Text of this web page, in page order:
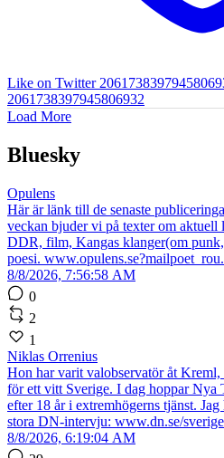
Like on Twitter
2061738397945806932
Load More
Bluesky
Opulens
Här är länk till de senaste
veckan bjuder vi på texter om
DDR, film, Kangas klanger(om
poesi.
8/8/2026, 7:56:58 AM
0
2
1
Niklas Orrenius
Hon har varit valobservatör åt
för ett vitt Sverige. I dag hoppar Nya
efter 18 år i extremhögerns tjänst. Jag hoppas många vill läsa dagens
stora DN-intervju: www.dn.se/
8/8/2026, 6:19:04 AM